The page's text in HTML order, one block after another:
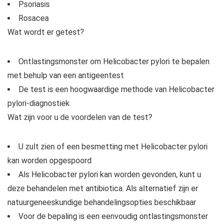
Psoriasis
Rosacea
Wat wordt er getest?
Ontlastingsmonster om Helicobacter pylori te bepalen
met behulp van een antigeentest
De test is een hoogwaardige methode van Helicobacter
pylori-diagnostiek
Wat zijn voor u de voordelen van de test?
U zult zien of een besmetting met Helicobacter pylori
kan worden opgespoord
Als Helicobacter pylori kan worden gevonden, kunt u
deze behandelen met antibiotica. Als alternatief zijn er
natuurgeneeskundige behandelingsopties beschikbaar
Voor de bepaling is een eenvoudig ontlastingsmonster